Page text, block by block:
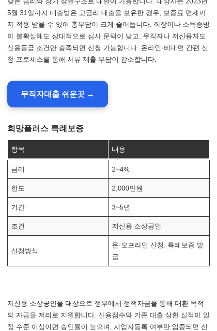
5월 31일까지 대출받은 고금리 대출을 보유한 경우, 보증료 면제까
지 적용 받을 수 있어 총부담이 크게 줄어듭니다. 직장이나 소득증빙
이 불확실해도 상대적으로 심사 문턱이 낮고, 무직자나 저신용자도
신용등급 조건만 충족되면 신청 가능합니다. 온라인·비대면 간편 신
청 프로세스를 통해 서류 제출 부담이 감소합니다.
무직자대출 쉬운곳 →
희망플러스 특례보증
항목 내용
금리 2~4%
한도 2,000만원
기간 3~5년
조건 저신용 소상공인
신청방식
온·오프라인 신청, 특례보증 발
급
저신용 소상공인을 대상으로 정부에서 정책자금을 통해 대환 목적
의 자금을 저리로 지원합니다. 신용점수와 기존 대출 상환 실적이 일
정 수준 이상이면 승인률이 높으며, 사업자등록 여부만 입증되면 신